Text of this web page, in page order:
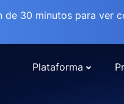
de 30 minutos para
Plataforma